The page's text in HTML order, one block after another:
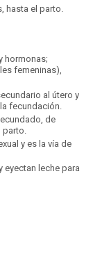
hasta el parto.
hormonas;
femeninas),
al útero y
fecundación.
de
y es la vía de
eyectan leche para